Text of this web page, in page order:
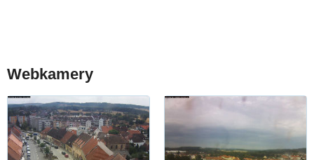
Webkamery